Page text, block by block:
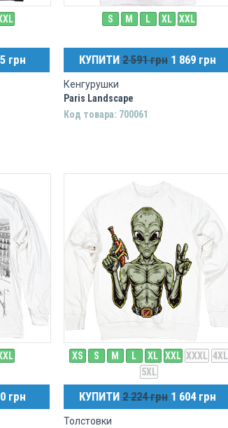
грн
S M L XL XXL
КУПИТИ 2 591 грн 1 869 грн
Кенгурушки
Paris Landscape
Код товара: 700061
грн
XS S M L XL XXL XXXL 4XL
5XL
КУПИТИ 2 224 грн 1 604 грн
Толстовки